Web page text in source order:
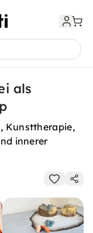
als
Kunsttherapie,
innerer